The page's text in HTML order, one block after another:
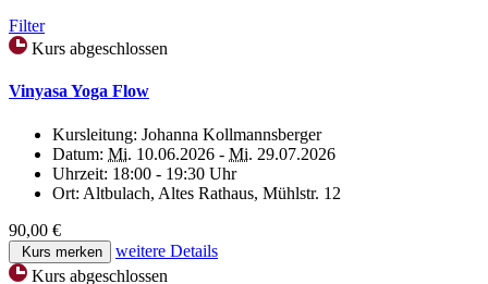
Filter
Kurs abgeschlossen
Vinyasa Yoga Flow
Kursleitung: Johanna Kollmannsberger
Datum: Mi. 10.06.2026 - Mi. 29.07.2026
Uhrzeit: 18:00 - 19:30 Uhr
Ort: Altbulach, Altes Rathaus, Mühlstr. 12
90,00 €
Kurs merken
weitere Details
Kurs abgeschlossen